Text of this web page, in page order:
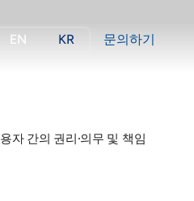
EN KR 문의하기
자 간의 권리·의무 및 책임